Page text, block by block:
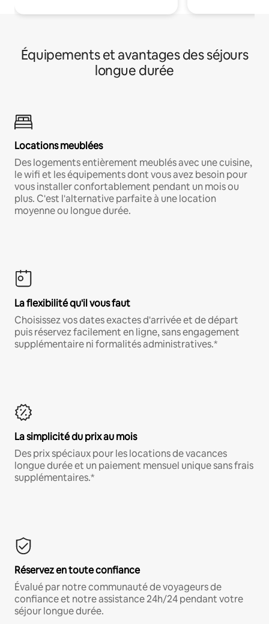
Équipements et avantages des séjours
longue durée
Locations meublées
Des logements entièrement meublés avec une cuisine,
le wifi et les équipements dont vous avez besoin pour
vous installer confortablement pendant un mois ou
plus. C'est l'alternative parfaite à une location
moyenne ou longue durée.
La flexibilité qu'il vous faut
Choisissez vos dates exactes d'arrivée et de départ
puis réservez facilement en ligne, sans engagement
supplémentaire ni formalités administratives.*
La simplicité du prix au mois
Des prix spéciaux pour les locations de vacances
longue durée et un paiement mensuel unique sans frais
supplémentaires.*
Réservez en toute confiance
Évalué par notre communauté de voyageurs de
confiance et notre assistance 24h/24 pendant votre
séjour longue durée.